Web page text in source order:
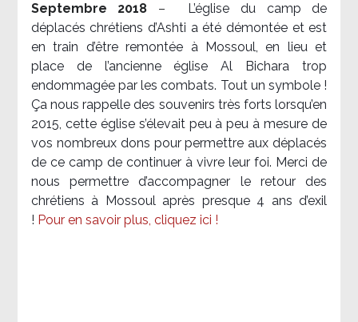
Septembre 2018 –
L’église du camp de
déplacés chrétiens d’Ashti a été démontée et est
en train d’être remontée à Mossoul, en lieu et
place de l’ancienne église Al Bichara trop
endommagée par les combats. Tout un symbole !
Ça nous rappelle des souvenirs très forts lorsqu’en
2015, cette église s’élevait peu à peu à mesure de
vos nombreux dons pour permettre aux déplacés
de ce camp de continuer à vivre leur foi. Merci de
nous permettre d’accompagner le retour des
chrétiens à Mossoul après presque 4 ans d’exil
! Pour en savoir plus, cliquez ici !